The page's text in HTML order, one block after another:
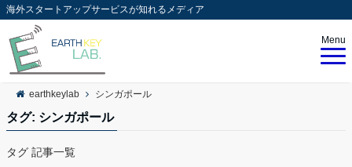
海外スタートアップサービスが知れるメディア
Menu
earthkeylab シンガポール
タグ: シンガポール
タグ 記事一覧